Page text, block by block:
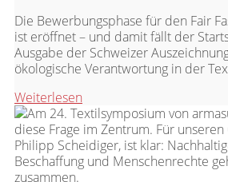
Die Bewerbungsphase für den Fair
ist eröffnet – und damit fällt der
Ausgabe der Schweizer
ökologische Verantwortung in der
Weiterlesen